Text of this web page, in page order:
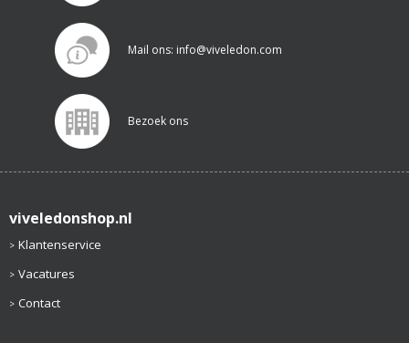
Mail ons: info@viveledon.com
Bezoek ons
viveledonshop.nl
Klantenservice
Vacatures
Contact